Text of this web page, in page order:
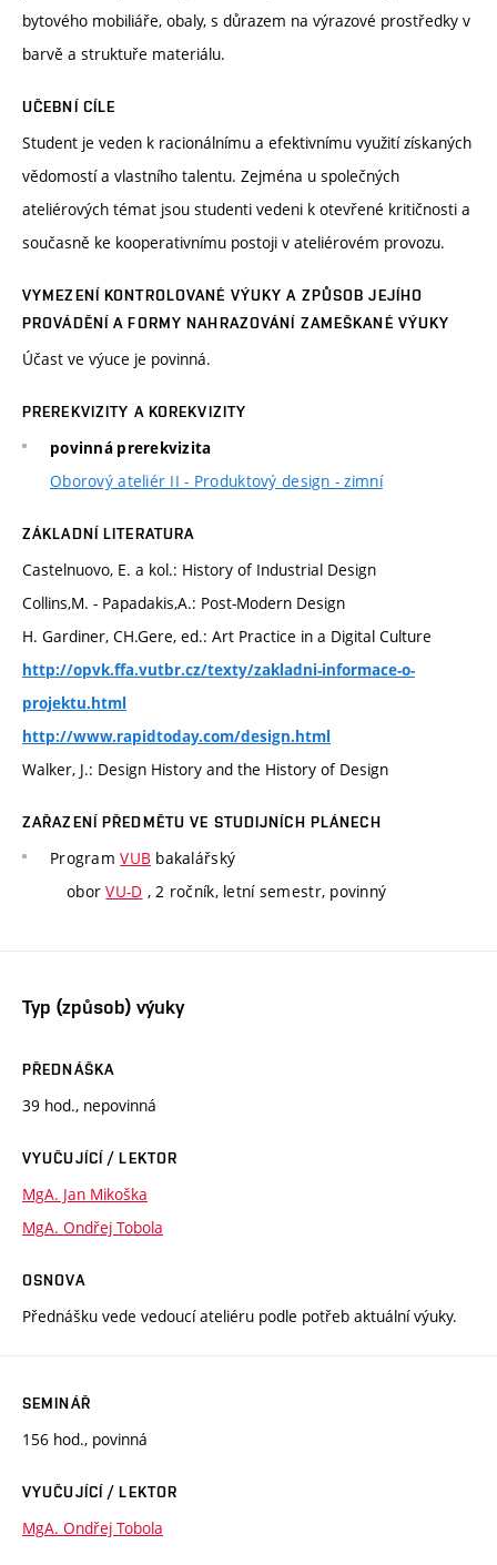
bytového mobiliáře, obaly, s důrazem na výrazové prostředky v
barvě a struktuře materiálu.
UČEBNÍ CÍLE
Student je veden k racionálnímu a efektivnímu využití získaných
vědomostí a vlastního talentu. Zejména u společných
ateliérových témat jsou studenti vedeni k otevřené kritičnosti a
současně ke kooperativnímu postoji v ateliérovém provozu.
VYMEZENÍ KONTROLOVANÉ VÝUKY A ZPŮSOB JEJÍHO
PROVÁDĚNÍ A FORMY NAHRAZOVÁNÍ ZAMEŠKANÉ VÝUKY
Účast ve výuce je povinná.
PREREKVIZITY A KOREKVIZITY
povinná prerekvizita
Oborový ateliér II - Produktový design - zimní
ZÁKLADNÍ LITERATURA
Castelnuovo, E. a kol.: History of Industrial Design
Collins,M. - Papadakis,A.: Post-Modern Design
H. Gardiner, CH.Gere, ed.: Art Practice in a Digital Culture
http://opvk.ffa.vutbr.cz/texty/zakladni-informace-o-
projektu.html
http://www.rapidtoday.com/design.html
Walker, J.: Design History and the History of Design
ZAŘAZENÍ PŘEDMĚTU VE STUDIJNÍCH PLÁNECH
ProgramVUB bakalářský
oborVU-D , 2 ročník, letní semestr, povinný
Typ (způsob) výuky
PŘEDNÁŠKA
39 hod., nepovinná
VYUČUJÍCÍ / LEKTOR
MgA. Jan Mikoška
MgA. Ondřej Tobola
OSNOVA
Přednášku vede vedoucí ateliéru podle potřeb aktuální výuky.
SEMINÁŘ
156 hod., povinná
VYUČUJÍCÍ / LEKTOR
MgA. Ondřej Tobola